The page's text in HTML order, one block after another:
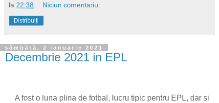
la 22:38 Niciun comentariu:
Distribuiți
sâmbătă, 2 ianuarie 2021
Decembrie 2021 in EPL
A fost o luna plina de fotbal, lucru tipic pentru EPL, dar si